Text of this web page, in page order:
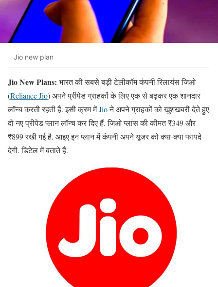
Jio new plan
Jio New Plans: भारत की सबसे बड़ी टेलीकॉम कंपनी रिलायंस जिओ
(Reliance Jio) अपने प्रीपेड ग्राहकों के लिए एक से बढ़कर एक शानदार
लॉन्च करती रहती है. इसी क्रम मेंJioने अपने ग्राहकों को खुशखबरी देते हुए
दो नए प्रीपेड प्लान लॉन्च कर दिए हैं. जिओ प्लांस की कीमत ₹349 और
₹899 रखी गई है. आइए इन प्लान में कंपनी अपने यूजर को क्या-क्या फायदे
देगी. डिटेल में बताते हैं.